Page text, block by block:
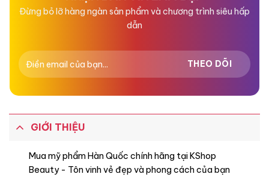
Đừng bỏ lỡ hàng ngàn sản phẩm và chương trình siêu hấp
dẫn
GIỚI THIỆU
Mua mỹ phẩm Hàn Quốc chính hãng tại KShop
Beauty - Tôn vinh vẻ đẹp và phong cách của bạn